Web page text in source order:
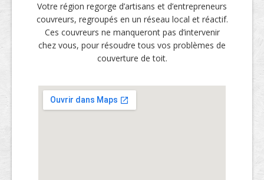
Votre région regorge d’artisans et d’entrepreneurs
couvreurs, regroupés en un réseau local et réactif.
Ces couvreurs ne manqueront pas d’intervenir
chez vous, pour résoudre tous vos problèmes de
couverture de toit.